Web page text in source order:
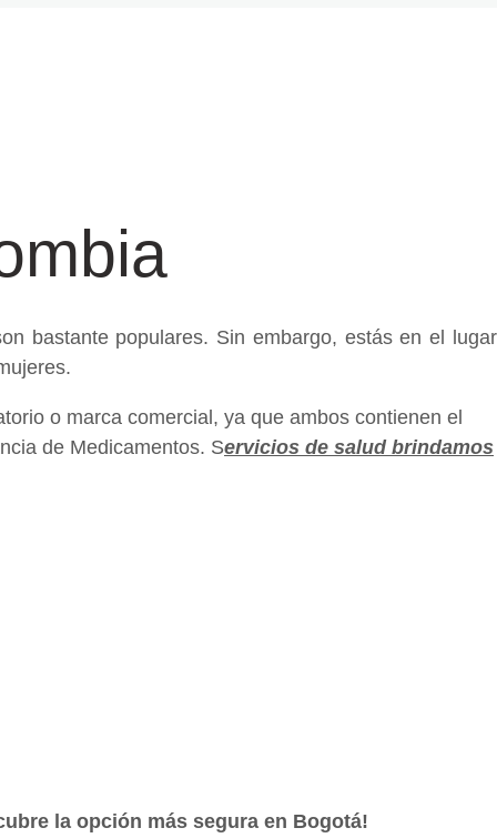
bastante populares. Sin embargo, estás en el lugar
o marca comercial, ya que ambos contienen el
de Medicamentos. Servicios de salud brindamos
la opción más segura en Bogotá!